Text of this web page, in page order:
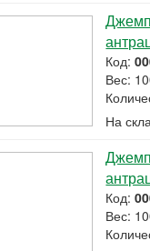
Код:
Вес:
На
Код:
Вес: